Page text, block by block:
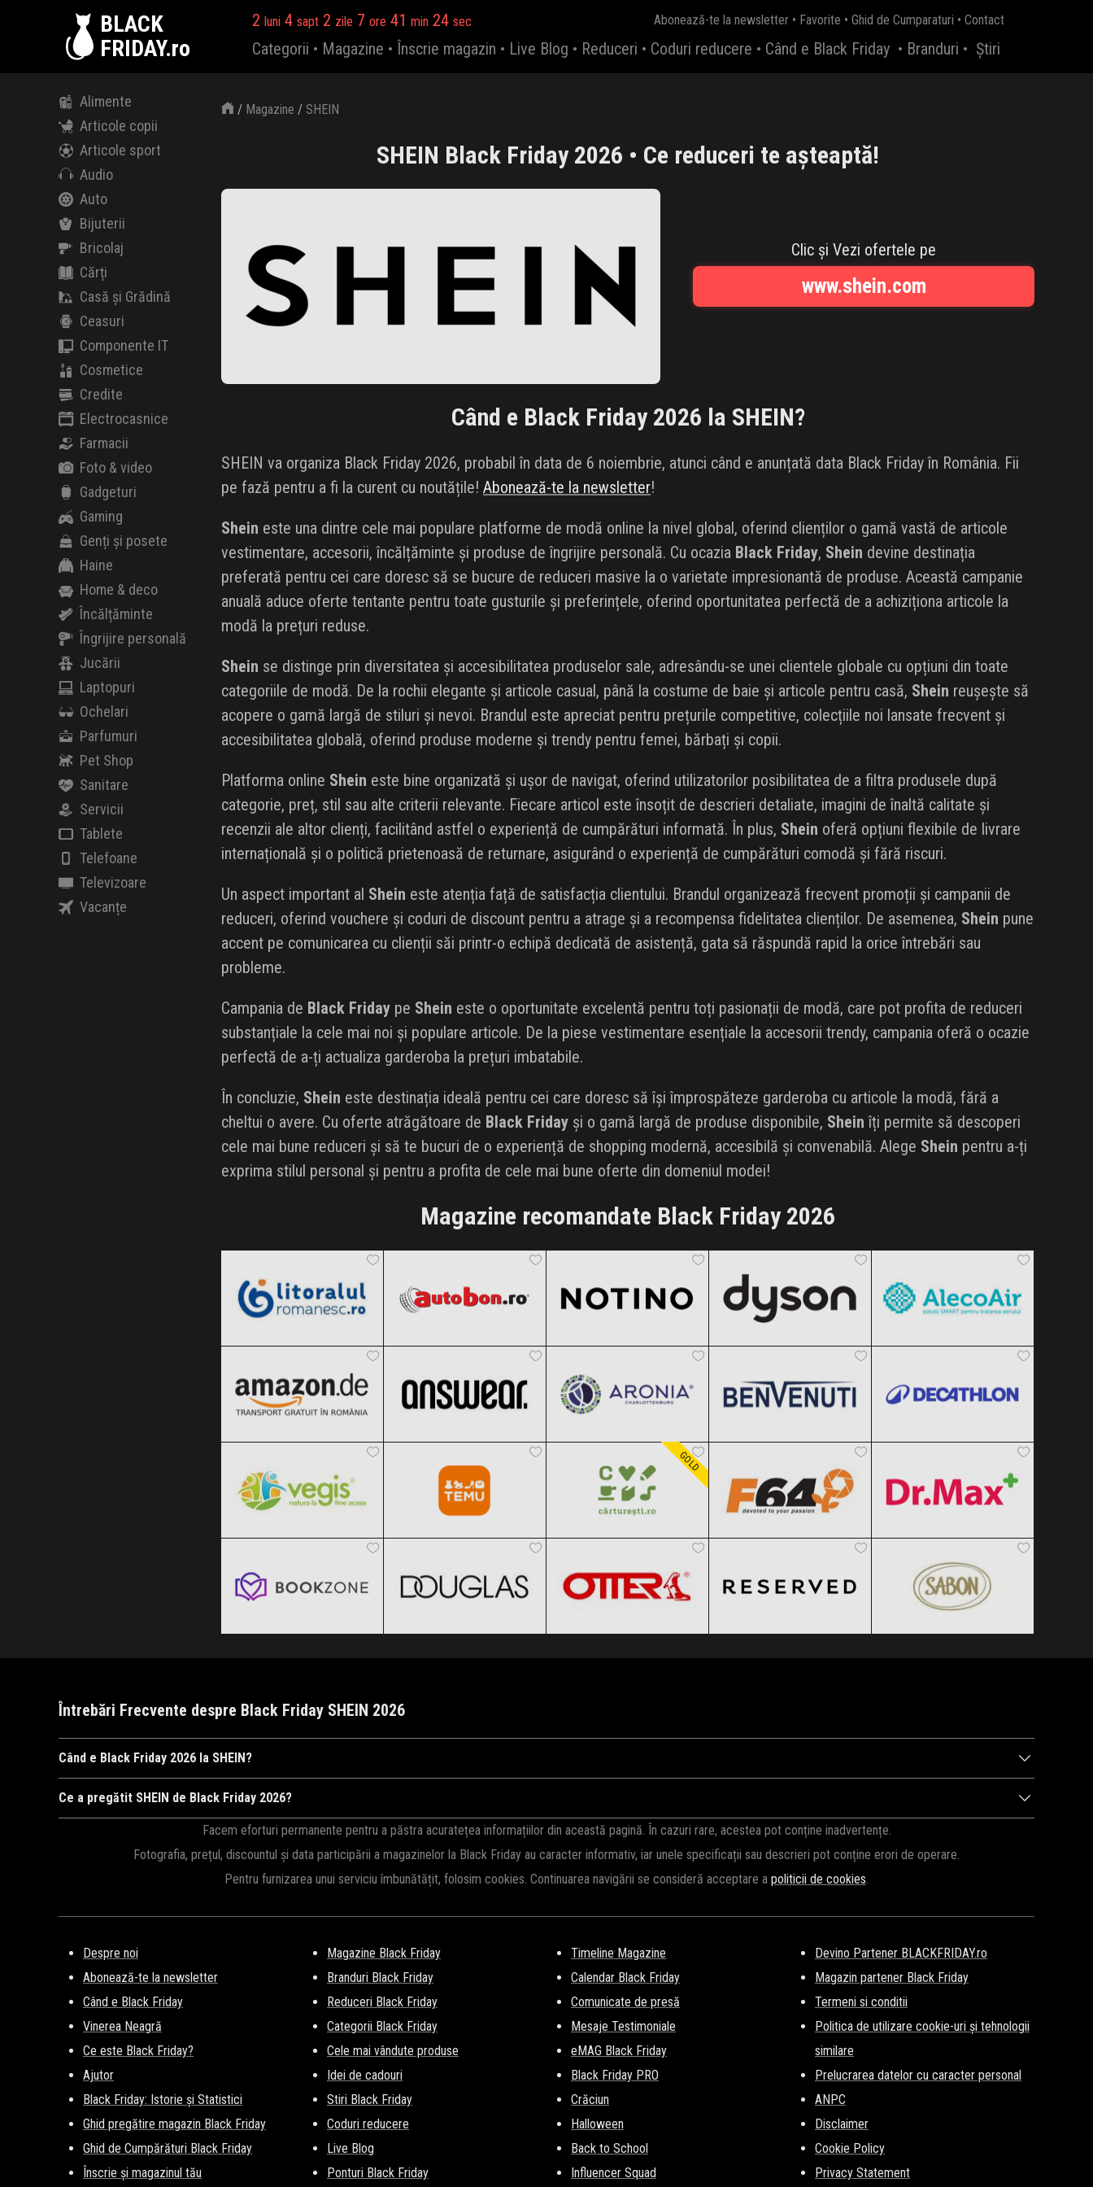
BLACK
FRIDAY.ro
2 luni 4 sapt 2 zile 7 ore 41 min 23 sec Abonează-te la newsletter • Favorite • Ghid de Cumparaturi • Contact
Categorii • Magazine • Înscrie magazin • Live Blog • Reduceri • Coduri reducere • Când e Black Friday • Branduri • Știri
Alimente
Articole copii
Articole sport
Audio
Auto
Bijuterii
Bricolaj
Cărți
Casă și Grădină
Ceasuri
Componente IT
Cosmetice
Credite
Electrocasnice
Farmacii
Foto & video
Gadgeturi
Gaming
Genți și posete
Haine
Home & deco
Încălțăminte
Îngrijire personală
Jucării
Laptopuri
Ochelari
Parfumuri
Pet Shop
Sanitare
Servicii
Tablete
Telefoane
Televizoare
Vacanțe
/ Magazine / SHEIN
SHEIN Black Friday 2026 • Ce reduceri te așteaptă!
Clic și Vezi ofertele pe
www.shein.com
Când e Black Friday 2026 la SHEIN?
SHEIN va organiza Black Friday 2026, probabil în data de 6 noiembrie, atunci când e anunțată data Black Friday în România. Fii
pe fază pentru a fi la curent cu noutățile! Abonează-te la newsletter!
Shein este una dintre cele mai populare platforme de modă online la nivel global, oferind clienților o gamă vastă de articole
vestimentare, accesorii, încălțăminte și produse de îngrijire personală. Cu ocazia Black Friday, Shein devine destinația
preferată pentru cei care doresc să se bucure de reduceri masive la o varietate impresionantă de produse. Această campanie
anuală aduce oferte tentante pentru toate gusturile și preferințele, oferind oportunitatea perfectă de a achiziționa articole la
modă la prețuri reduse.
Shein se distinge prin diversitatea și accesibilitatea produselor sale, adresându-se unei clientele globale cu opțiuni din toate
categoriile de modă. De la rochii elegante și articole casual, până la costume de baie și articole pentru casă, Shein reușește să
acopere o gamă largă de stiluri și nevoi. Brandul este apreciat pentru prețurile competitive, colecțiile noi lansate frecvent și
accesibilitatea globală, oferind produse moderne și trendy pentru femei, bărbați și copii.
Platforma online Shein este bine organizată și ușor de navigat, oferind utilizatorilor posibilitatea de a filtra produsele după
categorie, preț, stil sau alte criterii relevante. Fiecare articol este însoțit de descrieri detaliate, imagini de înaltă calitate și
recenzii ale altor clienți, facilitând astfel o experiență de cumpărături informată. În plus, Shein oferă opțiuni flexibile de livrare
internațională și o politică prietenoasă de returnare, asigurând o experiență de cumpărături comodă și fără riscuri.
Un aspect important al Shein este atenția față de satisfacția clientului. Brandul organizează frecvent promoții și campanii de
reduceri, oferind vouchere și coduri de discount pentru a atrage și a recompensa fidelitatea clienților. De asemenea, Shein pune
accent pe comunicarea cu clienții săi printr-o echipă dedicată de asistență, gata să răspundă rapid la orice întrebări sau
probleme.
Campania de Black Friday pe Shein este o oportunitate excelentă pentru toți pasionații de modă, care pot profita de reduceri
substanțiale la cele mai noi și populare articole. De la piese vestimentare esențiale la accesorii trendy, campania oferă o ocazie
perfectă de a-ți actualiza garderoba la prețuri imbatabile.
În concluzie, Shein este destinația ideală pentru cei care doresc să își împrospăteze garderoba cu articole la modă, fără a
cheltui o avere. Cu oferte atrăgătoare de Black Friday și o gamă largă de produse disponibile, Shein îți permite să descoperi
cele mai bune reduceri și să te bucuri de o experiență de shopping modernă, accesibilă și convenabilă. Alege Shein pentru a-ți
exprima stilul personal și pentru a profita de cele mai bune oferte din domeniul modei!
Magazine recomandate Black Friday 2026
Clic și Vezi Ofertele! Clic și Vezi Ofertele! Clic și Vezi Ofertele! Clic și Vezi Ofertele! Clic și Vezi Ofertele!
Clic și Vezi Ofertele! Clic și Vezi Ofertele! Clic și Vezi Ofertele! Clic și Vezi Ofertele! Clic și Vezi Ofertele!
Clic și Vezi Ofertele! Clic și Vezi Ofertele!
Black Friday 2026
Clic și Vezi Ofertele!
GOLD
Clic și Vezi Ofertele! Clic și Vezi Ofertele!
Clic și Vezi Ofertele! Clic și Vezi Ofertele! Clic și Vezi Ofertele! Clic și Vezi Ofertele! Clic și Vezi Ofertele!
Întrebări Frecvente despre Black Friday SHEIN 2026
Când e Black Friday 2026 la SHEIN?
SHEIN va organiza Black Friday 2026, probabil în data de 6 noiembrie, atunci când e anunțată data Black Friday în România. Fii pe fază pentru a fi la curent cu noutățile!
newsletter!
Ce a pregătit SHEIN de Black Friday 2026?
ne surprinde cu cele mai mari reduceri din an la mii de produse.Vezi Aici o parte din produsele vedetă. Fiți pe fază, vă vom ține la curent cu surprizele SHEIN de Black
Facem eforturi permanente pentru a păstra acuratețea informațiilor din această pagină. În cazuri rare, acestea pot conține inadvertențe.
Fotografia, prețul, discountul și data participării a magazinelor la Black Friday au caracter informativ, iar unele specificații sau descrieri pot conține erori de operare.
Pentru furnizarea unui serviciu îmbunătățit, folosim cookies. Continuarea navigării se consideră acceptare a politicii de cookies.
Despre noi
Abonează-te la newsletter
Când e Black Friday
Vinerea Neagră
Ce este Black Friday?
Ajutor
Black Friday: Istorie și Statistici
Ghid pregătire magazin Black Friday
Ghid de Cumpărături Black Friday
Înscrie și magazinul tău
Magazine Black Friday
Branduri Black Friday
Reduceri Black Friday
Categorii Black Friday
Cele mai vândute produse
Idei de cadouri
Stiri Black Friday
Coduri reducere
Live Blog
Ponturi Black Friday
Timeline Magazine
Calendar Black Friday
Comunicate de presă
Mesaje Testimoniale
eMAG Black Friday
Black Friday PRO
Crăciun
Halloween
Back to School
Influencer Squad
Devino Partener BLACKFRIDAY.ro
Magazin partener Black Friday
Termeni si conditii
Politica de utilizare cookie-uri și tehnologii
similare
Prelucrarea datelor cu caracter personal
ANPC
Disclaimer
Cookie Policy
Privacy Statement